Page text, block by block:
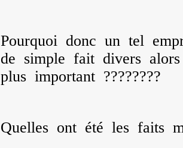
Pourquoi donc un tel
de simple fait divers
plus important ????????
Quelles ont été les faits